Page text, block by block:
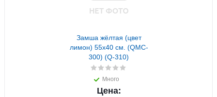
Замша жёлтая (цвет
лимон) 55x40 см. (QMC-
300) (Q-310)
Много
Цена: